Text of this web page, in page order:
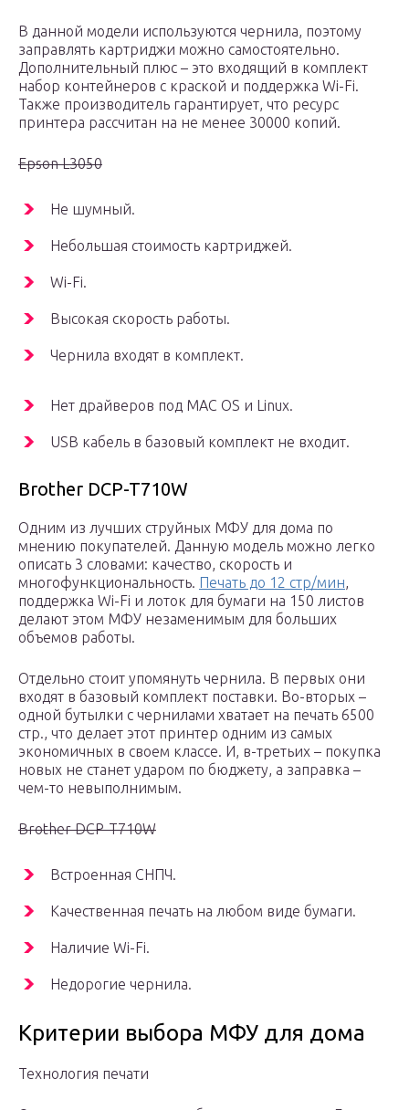
В данной модели используются чернила, поэтому
заправлять картриджи можно самостоятельно.
Дополнительный плюс – это входящий в комплект
набор контейнеров с краской и поддержка Wi-Fi.
Также производитель гарантирует, что ресурс
принтера рассчитан на не менее 30000 копий.
Epson L3050
Не шумный.
Небольшая стоимость картриджей.
Wi-Fi.
Высокая скорость работы.
Чернила входят в комплект.
Нет драйверов под MAC OS и Linux.
USB кабель в базовый комплект не входит.
Brother DCP-T710W
Одним из лучших струйных МФУ для дома по
мнению покупателей. Данную модель можно легко
описать 3 словами: качество, скорость и
многофункциональность. Печать до 12 стр/мин,
поддержка Wi-Fi и лоток для бумаги на 150 листов
делают этом МФУ незаменимым для больших
объемов работы.
Отдельно стоит упомянуть чернила. В первых они
входят в базовый комплект поставки. Во-вторых –
одной бутылки с чернилами хватает на печать 6500
стр., что делает этот принтер одним из самых
экономичных в своем классе. И, в-третьих – покупка
новых не станет ударом по бюджету, а заправка –
чем-то невыполнимым.
Brother DCP-T710W
Встроенная СНПЧ.
Качественная печать на любом виде бумаги.
Наличие Wi-Fi.
Недорогие чернила.
Критерии выбора МФУ для дома
Технология печати